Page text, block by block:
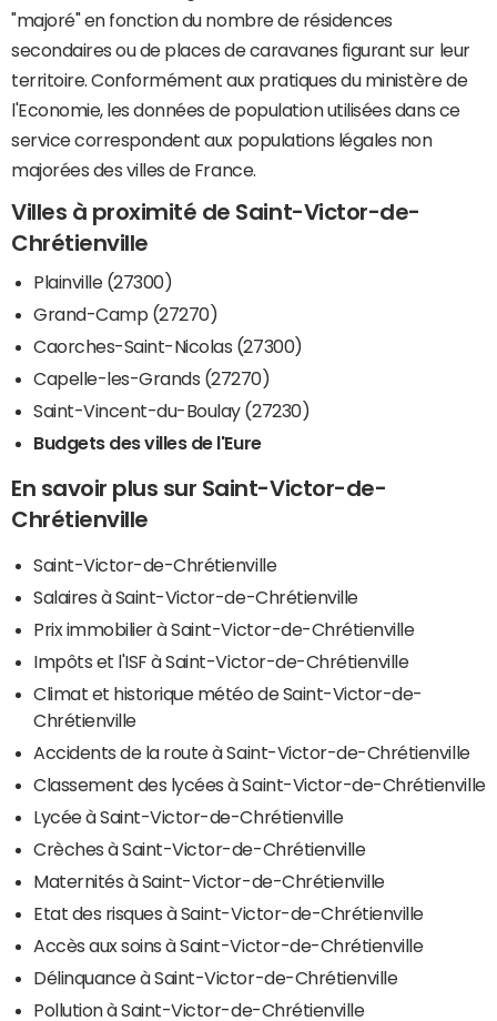
"majoré" en fonction du nombre de résidences
secondaires ou de places de caravanes figurant sur leur
territoire. Conformément aux pratiques du ministère de
l'Economie, les données de population utilisées dans ce
service correspondent aux populations légales non
majorées des villes de France.
Villes à proximité de Saint-Victor-de-
Chrétienville
Plainville (27300)
Grand-Camp (27270)
Caorches-Saint-Nicolas (27300)
Capelle-les-Grands (27270)
Saint-Vincent-du-Boulay (27230)
Budgets des villes de l'Eure
En savoir plus sur Saint-Victor-de-
Chrétienville
Saint-Victor-de-Chrétienville
Salaires à Saint-Victor-de-Chrétienville
Prix immobilier à Saint-Victor-de-Chrétienville
Impôts et l'ISF à Saint-Victor-de-Chrétienville
Climat et historique météo de Saint-Victor-de-
Chrétienville
Accidents de la route à Saint-Victor-de-Chrétienville
Classement des lycées à Saint-Victor-de-Chrétienville
Lycée à Saint-Victor-de-Chrétienville
Crèches à Saint-Victor-de-Chrétienville
Maternités à Saint-Victor-de-Chrétienville
Etat des risques à Saint-Victor-de-Chrétienville
Accès aux soins à Saint-Victor-de-Chrétienville
Délinquance à Saint-Victor-de-Chrétienville
Pollution à Saint-Victor-de-Chrétienville